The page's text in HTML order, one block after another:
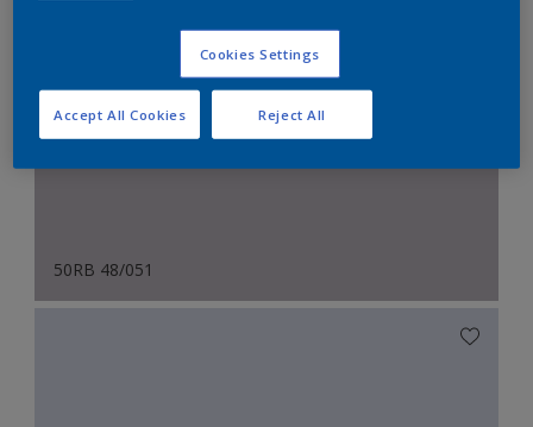
中性色組合
50RB 48/051
Cookies Settings
Reject All
Accept All Cookies